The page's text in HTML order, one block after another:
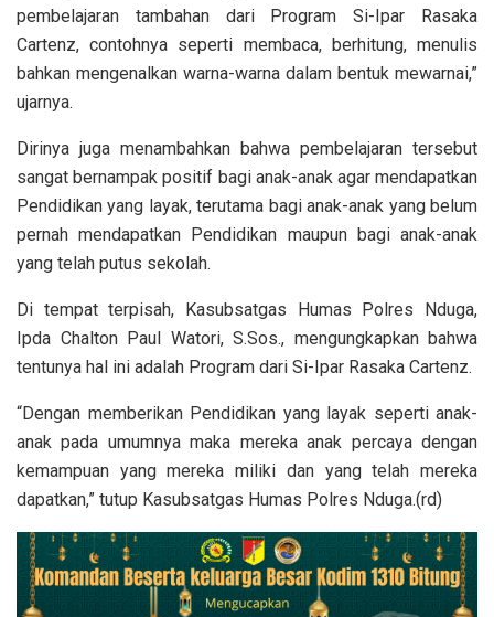
pembelajaran tambahan dari Program Si-Ipar Rasaka
Cartenz, contohnya seperti membaca, berhitung, menulis
bahkan mengenalkan warna-warna dalam bentuk mewarnai,”
ujarnya.
Dirinya juga menambahkan bahwa pembelajaran tersebut
sangat bernampak positif bagi anak-anak agar mendapatkan
Pendidikan yang layak, terutama bagi anak-anak yang belum
pernah mendapatkan Pendidikan maupun bagi anak-anak
yang telah putus sekolah.
Di tempat terpisah, Kasubsatgas Humas Polres Nduga,
Ipda Chalton Paul Watori, S.Sos., mengungkapkan bahwa
tentunya hal ini adalah Program dari Si-Ipar Rasaka Cartenz.
“Dengan memberikan Pendidikan yang layak seperti anak-
anak pada umumnya maka mereka anak percaya dengan
kemampuan yang mereka miliki dan yang telah mereka
dapatkan,” tutup Kasubsatgas Humas Polres Nduga.(rd)